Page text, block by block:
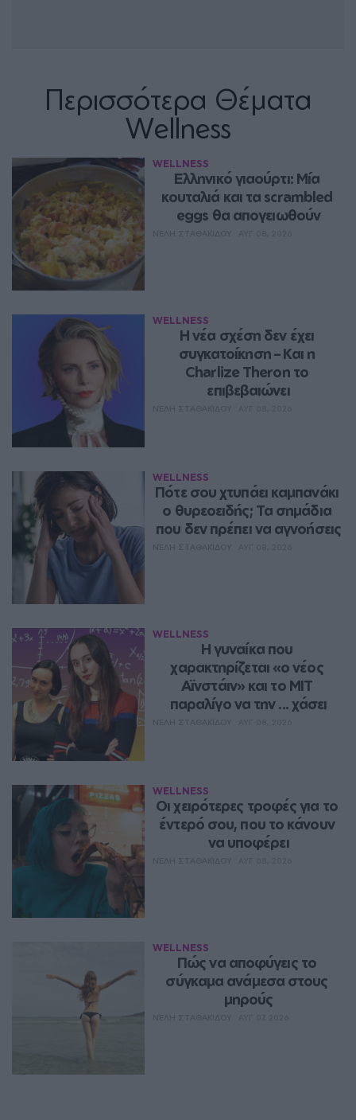
Περισσότερα Θέματα
Wellness
WELLNESS
Ελληνικό γιαούρτι: Μία
κουταλιά και τα scrambled
eggs θα απογειωθούν
WELLNESS
Η νέα σχέση δεν έχει
συγκατοίκηση – Και η
Charlize Theron το
επιβεβαιώνει
WELLNESS
Πότε σου χτυπάει καμπανάκι
ο θυρεοειδής; Τα σημάδια
που δεν πρέπει να αγνοήσεις
WELLNESS
Η γυναίκα που
χαρακτηρίζεται «ο νέος
Αϊνστάιν» και το MIT
παραλίγο να την ... χάσει
WELLNESS
Οι χειρότερες τροφές για το
έντερό σου, που το κάνουν
να υποφέρει
WELLNESS
Πώς να αποφύγεις το
σύγκαμα ανάμεσα στους
μηρούς